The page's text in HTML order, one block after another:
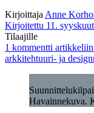
KirjoittajaAnne
Kirjoitettu 11.
Tilaajille
1 kommentti
arkkitehtuuri- ja
Havainnekuva.